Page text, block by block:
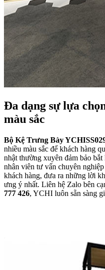
Đa dạng sự lựa
màu sắc
Bộ Kệ Trưng Bày
nhiều màu sắc để khách hàng
nhật thường xuyên đảm bảo
nhân viên tư vấn chuyên
khách hàng, đưa ra những lời
ưng ý nhất. Liên hệ Zalo bên
777 426, YCHI luôn sẵn sàng